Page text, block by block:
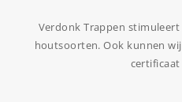
Verdonk Trappen
houtsoorten. Ook kunnen